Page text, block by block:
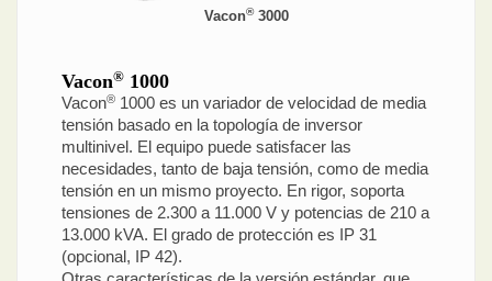
Vacon®3000
Vacon® 1000
Vacon® 1000 es un variador de velocidad de media
tensión basado en la topología de inversor
multinivel. El equipo puede satisfacer las
necesidades, tanto de baja tensión, como de media
tensión en un mismo proyecto. En rigor, soporta
tensiones de 2.300 a 11.000 V y potencias de 210 a
13.000 kVA. El grado de protección es IP 31
(opcional, IP 42).